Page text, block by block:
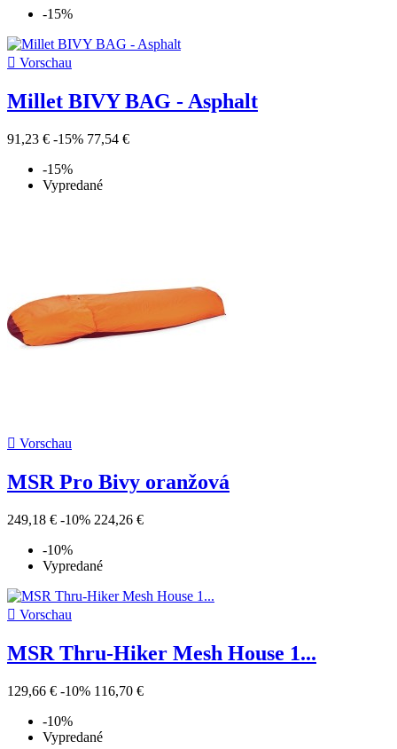
-15%
 Vorschau
Millet BIVY BAG - Asphalt
91,23 € -15% 77,54 €
-15%
Vypredané
 Vorschau
MSR Pro Bivy oranžová
249,18 € -10% 224,26 €
-10%
Vypredané
 Vorschau
MSR Thru-Hiker Mesh House 1...
129,66 € -10% 116,70 €
-10%
Vypredané